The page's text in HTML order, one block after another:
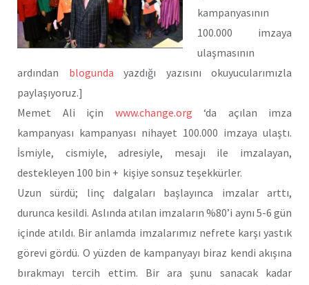
kampanyasının
100.000 imzaya
ulaşmasının
ardından blogunda yazdığı yazısını okuyucularımızla
paylaşıyoruz.]
Memet Ali için www.change.org ‘da açılan imza
kampanyası kampanyası nihayet 100.000 imzaya ulaştı.
İsmiyle, cismiyle, adresiyle, mesajı ile imzalayan,
destekleyen 100 bin + kişiye sonsuz teşekkürler.
Uzun sürdü; linç dalgaları başlayınca imzalar arttı,
durunca kesildi. Aslında atılan imzaların %80’i aynı 5-6 gün
içinde atıldı. Bir anlamda imzalarımız nefrete karşı yastık
görevi gördü. O yüzden de kampanyayı biraz kendi akışına
bırakmayı tercih ettim. Bir ara şunu sanacak kadar